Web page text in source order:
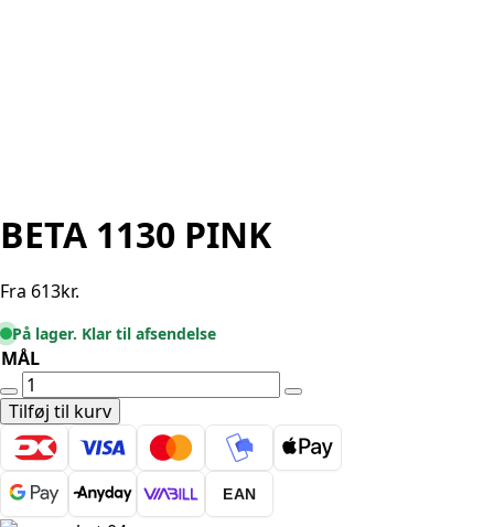
BETA 1130 PINK
Fra 613kr.
På lager. Klar til afsendelse
MÅL
BETA
1130
PINK
antal
Tilføj til kurv
EAN